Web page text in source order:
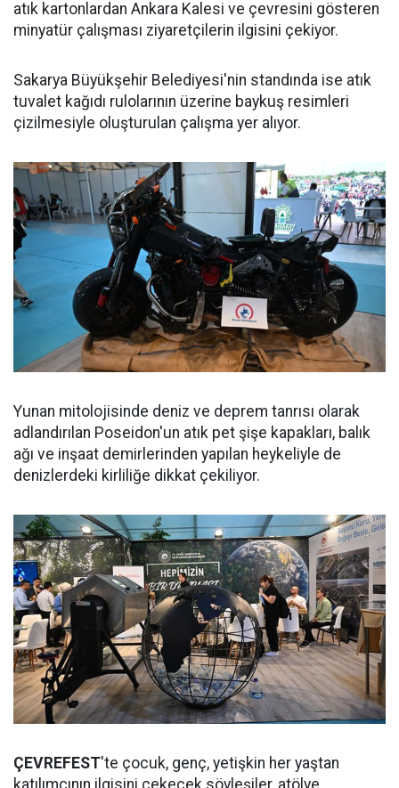
atık kartonlardan Ankara Kalesi ve çevresini gösteren
minyatür çalışması ziyaretçilerin ilgisini çekiyor.
Sakarya Büyükşehir Belediyesi'nin standında ise atık
tuvalet kağıdı rulolarının üzerine baykuş resimleri
çizilmesiyle oluşturulan çalışma yer alıyor.
Yunan mitolojisinde deniz ve deprem tanrısı olarak
adlandırılan Poseidon'un atık pet şişe kapakları, balık
ağı ve inşaat demirlerinden yapılan heykeliyle de
denizlerdeki kirliliğe dikkat çekiliyor.
ÇEVREFEST'te çocuk, genç, yetişkin her yaştan
katılımcının ilgisini çekecek söyleşiler, atölye